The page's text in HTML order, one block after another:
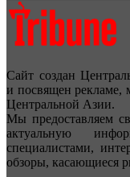
Сайт создан
и посвящен рекламе,
Центральной Азии.
Мы предоставляем
актуальную
специалистами,
обзоры, касающиеся